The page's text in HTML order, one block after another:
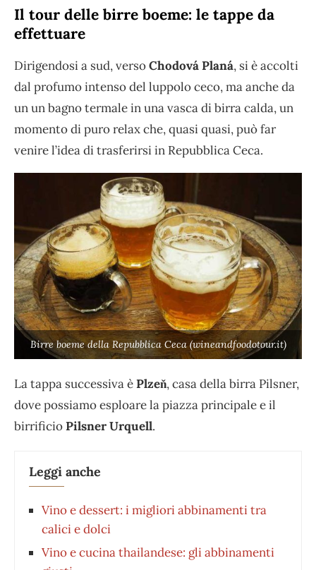
Il tour delle birre boeme: le tappe da
effettuare
Dirigendosi a sud, versoChodová Planá, si è accolti
dal profumo intenso del luppolo ceco, ma anche da
un un bagno termale in una vasca di birra calda, un
momento di puro relax che, quasi quasi, può far
venire l’idea di trasferirsi in Repubblica Ceca.
Birre boeme della Repubblica Ceca (wineandfoodotour.it)
La tappa successiva èPlzeň, casa della birra Pilsner,
dove possiamo esploare la piazza principale e il
birrificioPilsner Urquell.
Leggi anche
Vino e dessert: i migliori abbinamenti tra
calici e dolci
Vino e cucina thailandese: gli abbinamenti